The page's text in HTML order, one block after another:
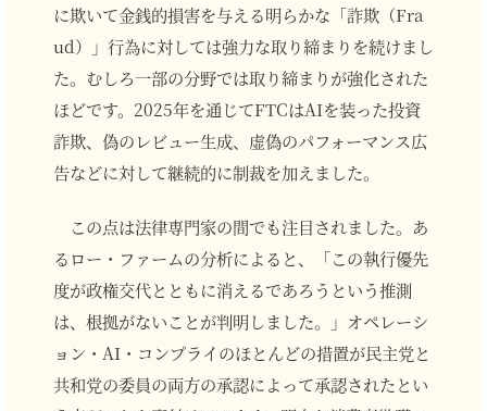
に欺いて金銭的損害を与える明らかな「詐欺（Fra
ud）」行為に対しては強力な取り締まりを続けまし
た。むしろ一部の分野では取り締まりが強化された
ほどです。2025年を通じてFTCはAIを装った投資
詐欺、偽のレビュー生成、虚偽のパフォーマンス広
告などに対して継続的に制裁を加えました。
この点は法律専門家の間でも注目されました。あ
るロー・ファームの分析によると、「この執行優先
度が政権交代とともに消えるであろうという推測
は、根拠がないことが判明しました。」オペレーシ
ョン・AI・コンプライのほとんどの措置が民主党と
共和党の委員の両方の承認によって承認されたとい